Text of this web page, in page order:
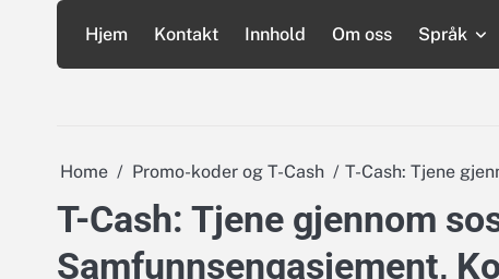
content
Hjem Kontakt Innhold Om oss Språk
Home Promo-koder og T-Cash T-Cash: Tjene
T-Cash: Tjene gjennom
Samfunnsengasjement,